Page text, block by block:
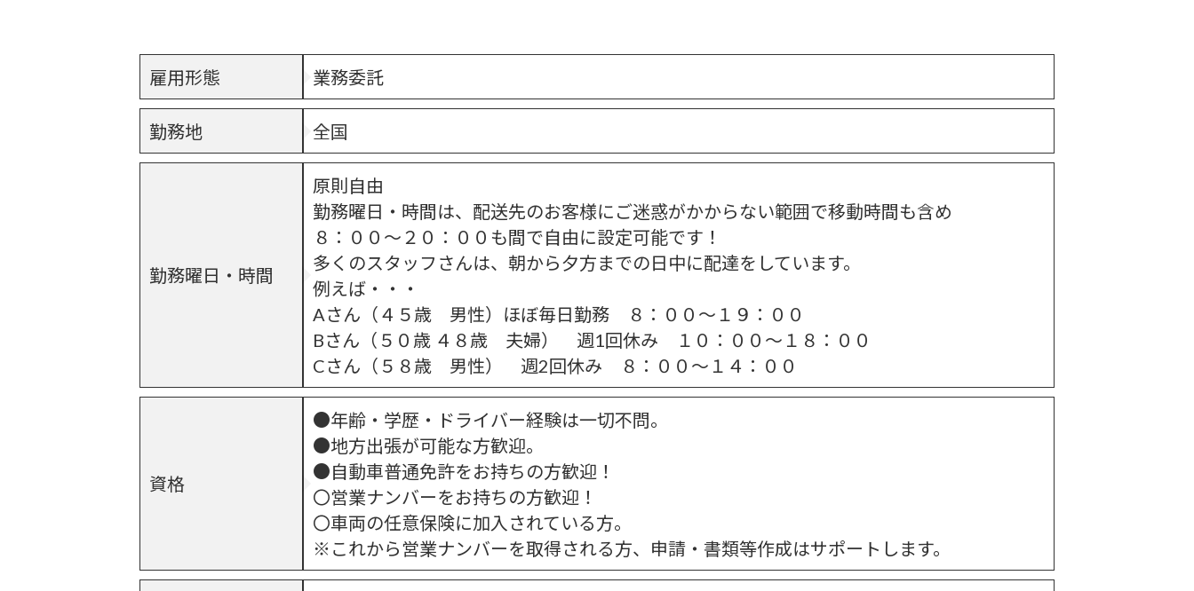
雇用形態 業務委託
勤務地 全国
勤務曜日・時間
原則自由
勤務曜日・時間は、配送先のお客様にご迷惑がかからない範囲で移動時間も含め
８：００～２０：００も間で自由に設定可能です！
多くのスタッフさんは、朝から夕方までの日中に配達をしています。
例えば・・・
Aさん（４５歳 男性）ほぼ毎日勤務 ８：００～１９：００
Bさん（５０歳 ４８歳 夫婦） 週1回休み １０：００～１８：００
Cさん（５８歳 男性） 週2回休み ８：００～１４：００
資格
●年齢・学歴・ドライバー経験は一切不問。
●地方出張が可能な方歓迎。
●自動車普通免許をお持ちの方歓迎！
〇営業ナンバーをお持ちの方歓迎！
〇車両の任意保険に加入されている方。
※これから営業ナンバーを取得される方、申請・書類等作成はサポートします。